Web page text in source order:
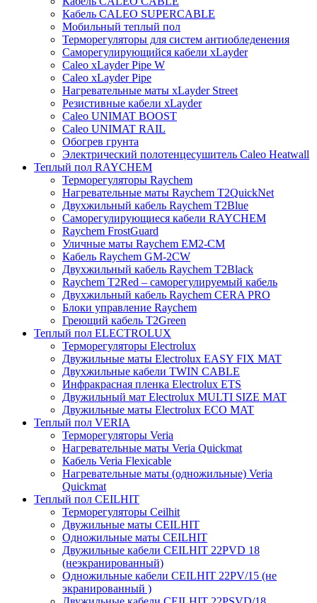
Кабель CALEO SUPERCABLE
Мобильный теплый пол
Терморегуляторы для систем антиобледенения
Саморегулирующийся кабели xLayder
Caleo xLayder Pipe W
Caleo xLayder Pipe
Нагревательные маты xLayder Street
Резистивные кабели xLayder
Caleo UNIMAT BOOST
Caleo UNIMAT RAIL
Обогрев грунта
Электрический полотенцесушитель Caleo Heatwall
Теплый пол RAYCHEM
Терморегуляторы Raychem
Нагревательные маты Raychem T2QuickNet
Двухжильный кабель Raychem T2Blue
Саморегулирующиеся кабели RAYCHEM
Raychem FrostGuard
Уличные маты Raychem EM2-CM
Кабель Raychem GM-2CW
Двухжильный кабель Raychem T2Black
Raychem T2Red – саморегулируемый кабель
Двухжильный кабель Raychem CERA PRO
Блоки управление Raychem
Греющий кабель T2Green
Теплый пол ELECTROLUX
Терморегуляторы Electrolux
Двужильные маты Electrolux EASY FIX MAT
Двухжильные кабели TWIN CABLE
Инфракрасная пленка Electrolux ETS
Двужильный мат Electrolux MULTI SIZE MAT
Двужильные маты Electrolux ECO MAT
Теплый пол VERIA
Терморегуляторы Veria
Нагревательные маты Veria Quickmat
Кабель Veria Flexicable
Нагревательные маты (одножильные) Veria
Quickmat
Теплый пол CEILHIT
Терморегуляторы Ceilhit
Двужильные маты CEILHIT
Одножильные маты CEILHIT
Двужильные кабели CEILHIT 22PVD 18
(неэкранированный)
Одножильные кабели CEILHIT 22PV/15 (не
экранированный )